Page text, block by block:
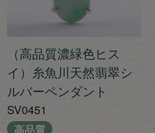
（高品質濃緑色ヒス
イ）糸魚川天然翡翠シ
ルバーペンダント
SV0451
高品質